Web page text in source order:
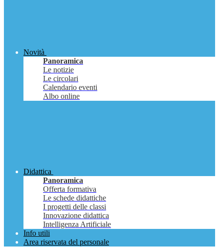
Novità
Panoramica
Le notizie
Le circolari
Calendario eventi
Albo online
Didattica
Panoramica
Offerta formativa
Le schede didattiche
I progetti delle classi
Innovazione didattica
Intelligenza Artificiale
Info utili
Area riservata del personale